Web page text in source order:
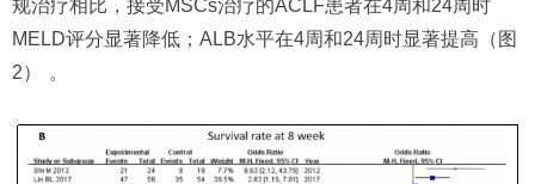
规治疗相比，接受MSCs治疗的ACLF患者在4周和24周时
MELD评分显著降低；ALB水平在4周和24周时显著提高（图
2）
。